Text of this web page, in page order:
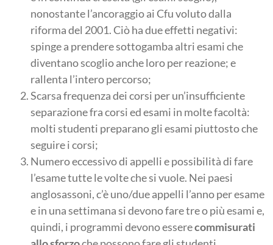
nonostante l’ancoraggio ai Cfu voluto dalla
riforma del 2001. Ciò ha due effetti negativi:
spinge a prendere sottogamba altri esami che
diventano scoglio anche loro per reazione; e
rallenta l’intero percorso;
Scarsa frequenza dei corsi per un’insufficiente
separazione fra corsi ed esami in molte facoltà:
molti studenti preparano gli esami piuttosto che
seguire i corsi;
Numero eccessivo di appelli e possibilità di fare
l’esame tutte le volte che si vuole. Nei paesi
anglosassoni, c’è uno/due appelli l’anno per esame
e in una settimana si devono fare tre o più esami e,
quindi, i programmi devono esserecommisurati